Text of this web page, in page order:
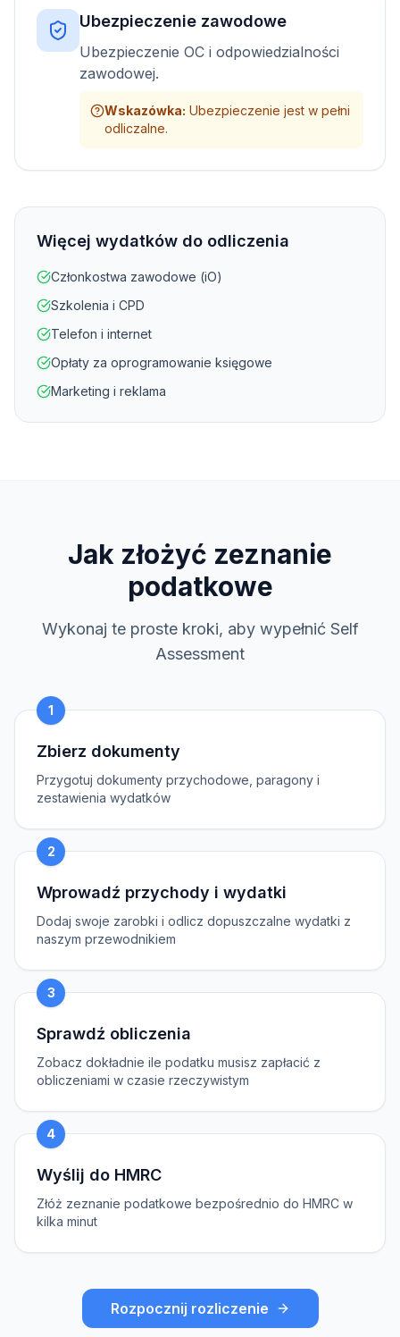
Ubezpieczenie zawodowe
Ubezpieczenie OC i odpowiedzialności
zawodowej.
Wskazówka: Ubezpieczenie jest w pełni
odliczalne.
Więcej wydatków do odliczenia
Członkostwa zawodowe (iO)
Szkolenia i CPD
Telefon i internet
Opłaty za oprogramowanie księgowe
Marketing i reklama
Jak złożyć zeznanie
podatkowe
Wykonaj te proste kroki, aby wypełnić Self
Assessment
1
Zbierz dokumenty
Przygotuj dokumenty przychodowe, paragony i
zestawienia wydatków
2
Wprowadź przychody i wydatki
Dodaj swoje zarobki i odlicz dopuszczalne wydatki z
naszym przewodnikiem
3
Sprawdź obliczenia
Zobacz dokładnie ile podatku musisz zapłacić z
obliczeniami w czasie rzeczywistym
4
Wyślij do HMRC
Złóż zeznanie podatkowe bezpośrednio do HMRC w
kilka minut
Rozpocznij rozliczenie